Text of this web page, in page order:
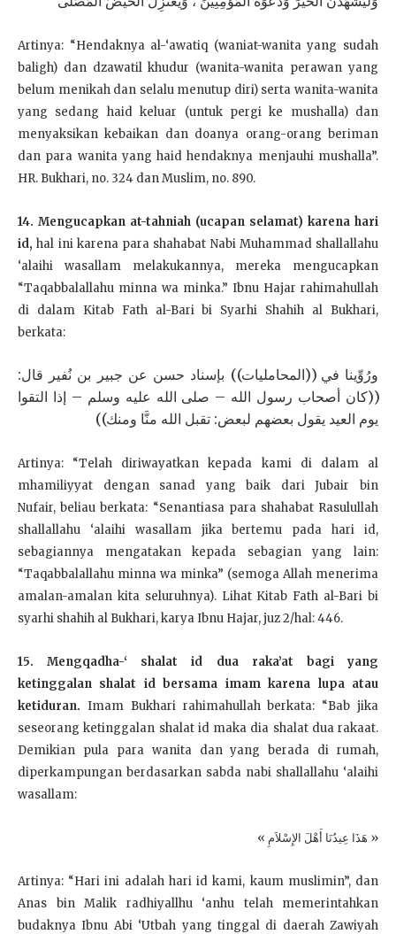
Artinya: “Hendaknya al-‘awatiq (waniat-wanita yang sudah
baligh) dan dzawatil khudur (wanita-wanita perawan yang
belum menikah dan selalu menutup diri) serta wanita-wanita
yang sedang haid keluar (untuk pergi ke mushalla) dan
menyaksikan kebaikan dan doanya orang-orang beriman
dan para wanita yang haid hendaknya menjauhi mushalla”.
HR. Bukhari, no. 324 dan Muslim, no. 890.
14. Mengucapkan at-tahniah (ucapan selamat) karena hari
id, hal ini karena para shahabat Nabi Muhammad shallallahu
‘alaihi wasallam melakukannya, mereka mengucapkan
“Taqabbalallahu minna wa minka.” Ibnu Hajar rahimahullah
di dalam Kitab Fath al-Bari bi Syarhi Shahih al Bukhari,
berkata:
ورُوِّينا في ((المحامليات)) بإسناد حسن عن جبير بن نُفير قال:
((كان أصحاب رسول الله – صلى الله عليه وسلم – إذا التقوا
يوم العيد يقول بعضهم لبعض: تقبل الله منَّا ومنك))
Artinya: “Telah diriwayatkan kepada kami di dalam al
mhamiliyyat dengan sanad yang baik dari Jubair bin
Nufair,beliau berkata: “Senantiasa para shahabat Rasulullah
shallallahu ‘alaihi wasallam jika bertemu pada hari id,
sebagiannya mengatakan kepada sebagian yang lain:
“Taqabbalallahu minna wa minka” (semoga Allah menerima
amalan-amalan kita seluruhnya). Lihat Kitab Fath al-Bari bi
syarhi shahih al Bukhari, karya Ibnu Hajar, juz 2/hal: 446.
15. Mengqadha-‘ shalat id dua raka’at bagi yang
ketinggalan shalat id bersama imam karena lupa atau
ketiduran. Imam Bukhari rahimahullah berkata: “Bab jika
seseorang ketinggalan shalat id maka dia shalat dua rakaat.
Demikian pula para wanita dan yang berada di rumah,
diperkampungan berdasarkan sabda nabi shallallahu ‘alaihi
wasallam:
« هَذَا عِيدُنَا أَهْلَ الإِسْلاَمِ »
Artinya: “Hari ini adalah hari id kami, kaum muslimin”, dan
Anas bin Malik radhiyallhu ‘anhu telah memerintahkan
budaknya Ibnu Abi ‘Utbah yang tinggal di daerah Zawiyah